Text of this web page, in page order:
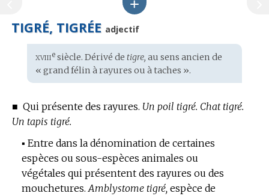
TIGRÉ, TIGRÉE adjectif
Étymologie
:
xviiiesiècle. Dérivé de tigre, au sens ancien de
« grand félin à rayures ou à taches ».
■ Qui présente des rayures. Un poil tigré. Chat tigré.
Un tapis tigré.
▪ Entre dans la dénomination de certaines
espèces ou sous-espèces animales ou
végétales qui présentent des rayures ou des
mouchetures. Amblystome tigré, espèce de